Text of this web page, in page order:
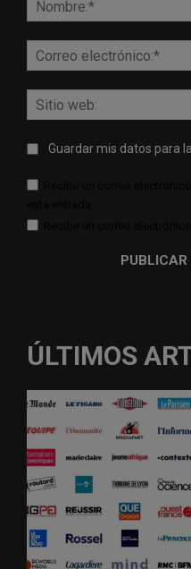
Guardar mis datos para
ÚLTIMOS